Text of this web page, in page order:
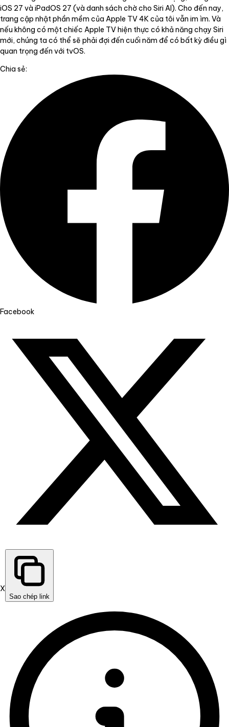
iOS 27 và iPadOS 27 (và danh sách chờ cho Siri AI). Cho đến nay,
trang cập nhật phần mềm của Apple TV 4K của tôi vẫn im ìm. Và
nếu không có một chiếc Apple TV hiện thực có khả năng chạy Siri
mới, chúng ta có thể sẽ phải đợi đến cuối năm để có bất kỳ điều gì
quan trọng đến với tvOS.
Chia sẻ:
Facebook
X
Sao chép link